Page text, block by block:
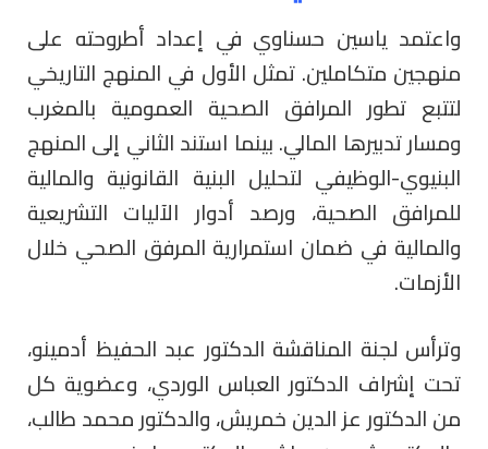
واعتمد ياسين حسناوي في إعداد أطروحته على
منهجين متكاملين. تمثل الأول في المنهج التاريخي
لتتبع تطور المرافق الصحية العمومية بالمغرب
ومسار تدبيرها المالي. بينما استند الثاني إلى المنهج
البنيوي-الوظيفي لتحليل البنية القانونية والمالية
للمرافق الصحية، ورصد أدوار الآليات التشريعية
والمالية في ضمان استمرارية المرفق الصحي خلال
الأزمات.
وترأس لجنة المناقشة الدكتور عبد الحفيظ أدمينو،
تحت إشراف الدكتور العباس الوردي، وعضوية كل
من الدكتور عز الدين خمريش، والدكتور محمد طالب،